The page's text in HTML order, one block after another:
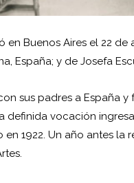
en Buenos Aires el 22
España; y de Josefa
sus padres a España
definida vocación
en 1922. Un año antes la